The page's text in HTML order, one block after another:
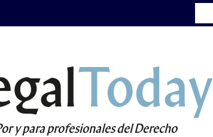
Today
y para profesionales del Derecho